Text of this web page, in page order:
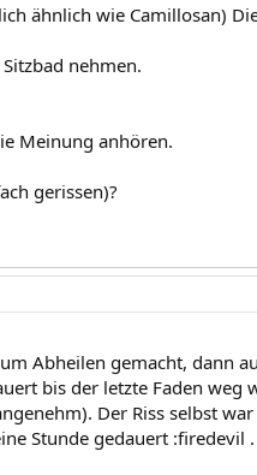
ähnlich wie Camillosan)
nehmen.
Meinung anhören.
gerissen)?
Abheilen gemacht, dann
bis der letzte Faden weg
Der Riss selbst
Stunde gedauert :firedevil .